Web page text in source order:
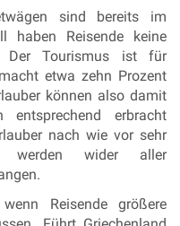
sind bereits im
haben Reisende keine
Der Tourismus ist für
etwa zehn Prozent
können also damit
entsprechend erbracht
nach wie vor sehr
werden wider aller
Reisende größere